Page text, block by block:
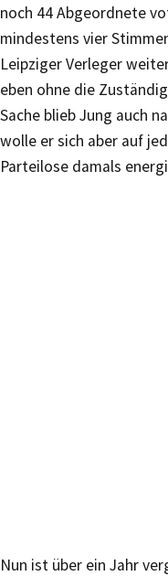
noch 44 Abgeordnete
mindestens vier
Leipziger Verleger
eben ohne die
Sache blieb Jung auch
wolle er sich aber auf
Parteilose damals
Nun ist über ein Jahr